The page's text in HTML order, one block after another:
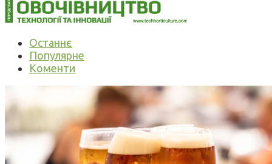
Останнє
Популярне
Коменти